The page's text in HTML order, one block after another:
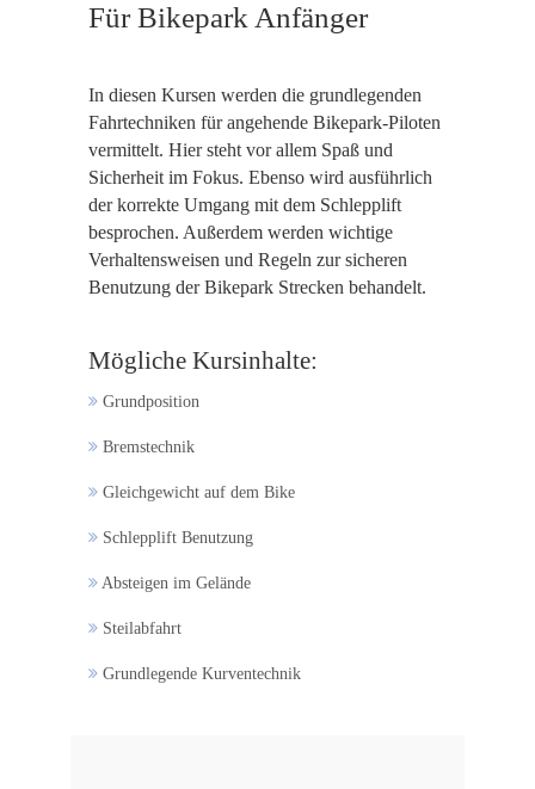
Für Bikepark Anfänger
In diesen Kursen werden die grundlegenden
Fahrtechniken für angehende Bikepark-Piloten
vermittelt. Hier steht vor allem Spaß und
Sicherheit im Fokus. Ebenso wird ausführlich
der korrekte Umgang mit dem Schlepplift
besprochen. Außerdem werden wichtige
Verhaltensweisen und Regeln zur sicheren
Benutzung der Bikepark Strecken behandelt.
Mögliche Kursinhalte:
Grundposition
Bremstechnik
Gleichgewicht auf dem Bike
Schlepplift Benutzung
Absteigen im Gelände
Steilabfahrt
Grundlegende Kurventechnik